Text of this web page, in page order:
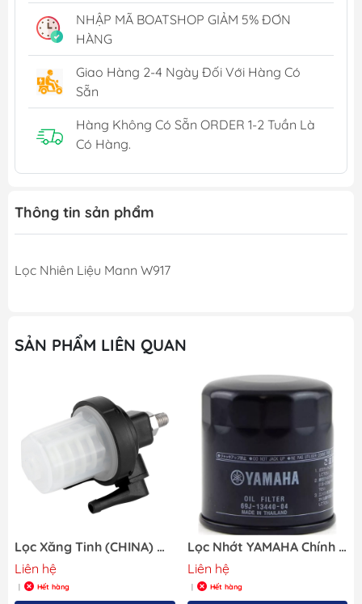
NHẬP MÃ BOATSHOP GIẢM 5% ĐƠN
HÀNG
Giao Hàng 2-4 Ngày Đối Với Hàng Có
Sẵn
Hàng Không Có Sẵn ORDER 1-2 Tuần Là
Có Hàng.
Thông tin sản phẩm
Lọc Nhiên Liệu Mann W917
SẢN PHẨM LIÊN QUAN
Lọc Xăng Tinh (CHINA) Máy Yamaha Gắn Ngoài Cho Tàu Cano, Hãng OEM 61N-24560-00-CHN
Liên hệ
Hết hàng
Lọc Nhớt YAMAHA Chính Hãng 69J-13440-04
Liên hệ
Hết hàng